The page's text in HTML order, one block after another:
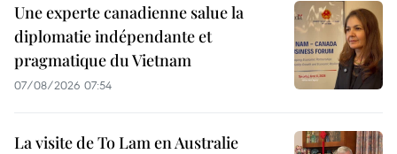
Une experte canadienne salue la
diplomatie indépendante et
pragmatique du Vietnam
07/08/2026 07:54
La visite de To Lam en Australie